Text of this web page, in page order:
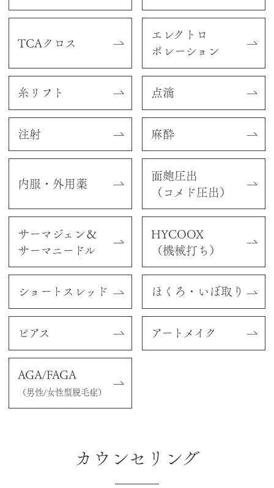
TCAクロス
エレクトロ
ポレーション
糸リフト 点滴
注射 麻酔
内服・外用薬
面皰圧出
（コメド圧出）
サーマジェン＆
サーマニードル
HYCOOX
（機械打ち）
ショートスレッド ほくろ・いぼ取り
ピアス アートメイク
AGA/FAGA
（男性/女性型脱毛症）
カウンセリング